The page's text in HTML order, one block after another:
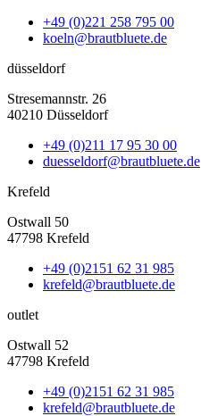
+49 (0)221 258 795 00
koeln@brautbluete.de
düsseldorf
Stresemannstr. 26
40210 Düsseldorf
+49 (0)211 17 95 30 00
duesseldorf@brautbluete.de
Krefeld
Ostwall 50
47798 Krefeld
+49 (0)2151 62 31 985
krefeld@brautbluete.de
outlet
Ostwall 52
47798 Krefeld
+49 (0)2151 62 31 985
krefeld@brautbluete.de